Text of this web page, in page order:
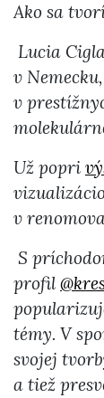
Ako sa
Lucia
v
v
Už popri
v
S
profil
témy. V
svojej
a tiež